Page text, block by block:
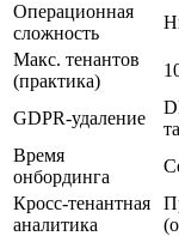
Операционная
сложность
Макс. тенантов
(практика)
GDPR-удаление
Время
онбординга
Кросс-тенантная
аналитика